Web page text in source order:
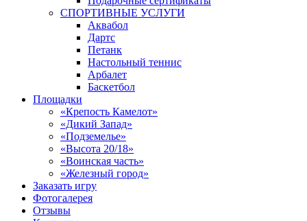
СПОРТИВНЫЕ УСЛУГИ
Аквабол
Дартс
Петанк
Настольный теннис
Арбалет
Баскетбол
Площадки
«Крепость Камелот»
«Дикий Запад»
«Подземелье»
«Высота 20/18»
«Воинская часть»
«Железный город»
Заказать игру
Фотогалерея
Отзывы